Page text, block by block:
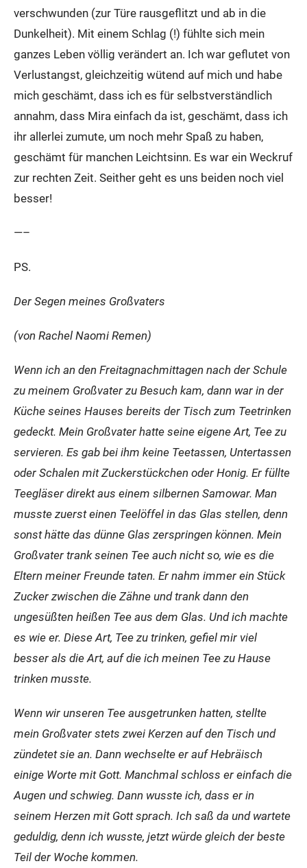
verschwunden (zur Türe rausgeflitzt und ab in die
Dunkelheit). Mit einem Schlag (!) fühlte sich mein
ganzes Leben völlig verändert an. Ich war geflutet von
Verlustangst, gleichzeitig wütend auf mich und habe
mich geschämt, dass ich es für selbstverständlich
annahm, dass Mira einfach da ist, geschämt, dass ich
ihr allerlei zumute, um noch mehr Spaß zu haben,
geschämt für manchen Leichtsinn. Es war ein Weckruf
zur rechten Zeit. Seither geht es uns beiden noch viel
besser!
—–
PS.
Der Segen meines Großvaters
(von Rachel Naomi Remen)
Wenn ich an den Freitagnachmittagen nach der Schule
zu meinem Großvater zu Besuch kam, dann war in der
Küche seines Hauses bereits der Tisch zum Teetrinken
gedeckt. Mein Großvater hatte seine eigene Art, Tee zu
servieren. Es gab bei ihm keine Teetassen, Untertassen
oder Schalen mit Zuckerstückchen oder Honig. Er füllte
Teegläser direkt aus einem silbernen Samowar. Man
musste zuerst einen Teelöffel in das Glas stellen, denn
sonst hätte das dünne Glas zerspringen können. Mein
Großvater trank seinen Tee auch nicht so, wie es die
Eltern meiner Freunde taten. Er nahm immer ein Stück
Zucker zwischen die Zähne und trank dann den
ungesüßten heißen Tee aus dem Glas. Und ich machte
es wie er. Diese Art, Tee zu trinken, gefiel mir viel
besser als die Art, auf die ich meinen Tee zu Hause
trinken musste.
Wenn wir unseren Tee ausgetrunken hatten, stellte
mein Großvater stets zwei Kerzen auf den Tisch und
zündetet sie an. Dann wechselte er auf Hebräisch
einige Worte mit Gott. Manchmal schloss er einfach die
Augen und schwieg. Dann wusste ich, dass er in
seinem Herzen mit Gott sprach. Ich saß da und wartete
geduldig, denn ich wusste, jetzt würde gleich der beste
Teil der Woche kommen.